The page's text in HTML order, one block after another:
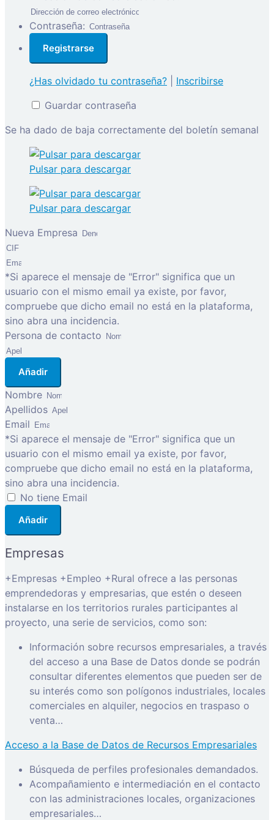
Contraseña:
¿Has olvidado tu contraseña?
Inscribirse
Guardar contraseña
Se ha dado de baja correctamente del boletín semanal
Pulsar para descargar
Pulsar para descargar
Nueva Empresa
*Si aparece el mensaje de "Error" significa que un
usuario con el mismo email ya existe, por favor,
compruebe que dicho email no está en la plataforma,
sino abra una incidencia.
Persona de contacto
Añadir
Nombre
Apellidos
Email
*Si aparece el mensaje de "Error" significa que un
usuario con el mismo email ya existe, por favor,
compruebe que dicho email no está en la plataforma,
sino abra una incidencia.
No tiene Email
Añadir
Empresas
+Empresas +Empleo +Rural ofrece a las personas
emprendedoras y empresarias, que estén o deseen
instalarse en los territorios rurales participantes al
proyecto, una serie de servicios, como son:
Información sobre recursos empresariales, a través
del acceso a una Base de Datos donde se podrán
consultar diferentes elementos que pueden ser de
su interés como son polígonos industriales, locales
comerciales en alquiler, negocios en traspaso o
venta…
Acceso a la Base de Datos de Recursos Empresariales
Búsqueda de perfiles profesionales demandados.
Acompañamiento e intermediación en el contacto
con las administraciones locales, organizaciones
empresariales…